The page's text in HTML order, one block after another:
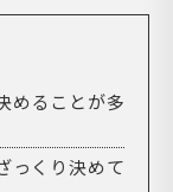
めることが多
っくり決めて